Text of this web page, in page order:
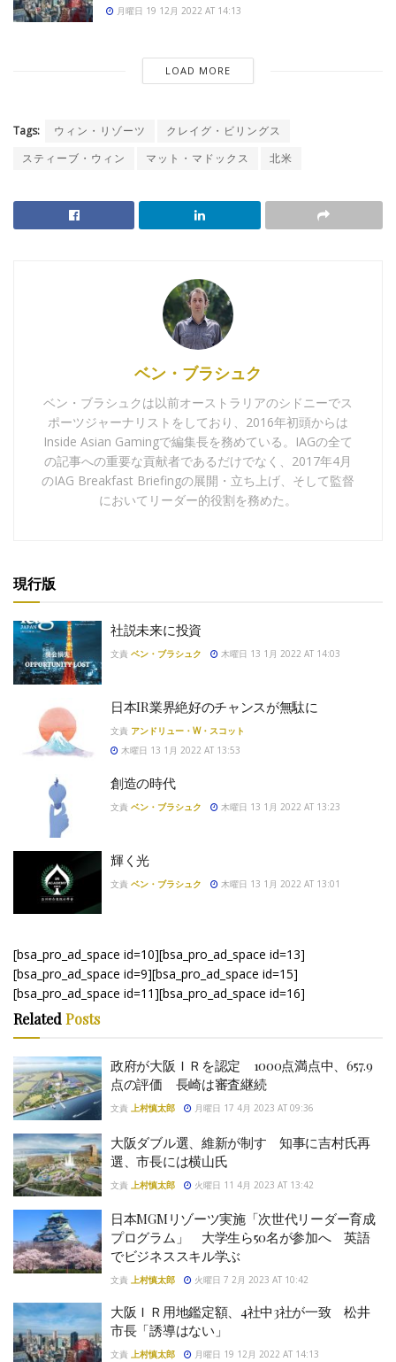
月曜日 19 12月 2022 AT 14:13
LOAD MORE
Tags: ウィン・リゾーツ
クレイグ・ビリングス
スティーブ・ウィン
マット・マドックス 北米
ベン・ブラシュク
ベン・ブラシュクは以前オーストラリアのシドニーでス
ポーツジャーナリストをしており、2016年初頭からは
Inside Asian Gamingで編集長を務めている。IAGの全て
の記事への重要な貢献者であるだけでなく、2017年4月
のIAG Breakfast Briefingの展開・立ち上げ、そして監督
においてリーダー的役割を務めた。
現行版
社説未来に投資
文責 ベン・ブラシュク 木曜日 13 1月 2022 AT 14:03
日本IR業界絶好のチャンスが無駄に
文責 アンドリュー・W・スコット
木曜日 13 1月 2022 AT 13:53
創造の時代
文責 ベン・ブラシュク 木曜日 13 1月 2022 AT 13:23
輝く光
文責 ベン・ブラシュク 木曜日 13 1月 2022 AT 13:01
[bsa_pro_ad_space id=10][bsa_pro_ad_space id=13]
[bsa_pro_ad_space id=9][bsa_pro_ad_space id=15]
[bsa_pro_ad_space id=11][bsa_pro_ad_space id=16]
RelatedPosts
政府が大阪ＩＲを認定 1000点満点中、657.9
点の評価 長崎は審査継続
文責 上村慎太郎 月曜日 17 4月 2023 AT 09:36
大阪ダブル選、維新が制す 知事に吉村氏再
選、市長には横山氏
文責 上村慎太郎 火曜日 11 4月 2023 AT 13:42
日本MGMリゾーツ実施「次世代リーダー育成
プログラム」 大学生ら50名が参加へ 英語
でビジネススキル学ぶ
文責 上村慎太郎 火曜日 7 2月 2023 AT 10:42
大阪ＩＲ用地鑑定額、4社中3社が一致 松井
市長「誘導はない」
文責 上村慎太郎 月曜日 19 12月 2022 AT 14:13